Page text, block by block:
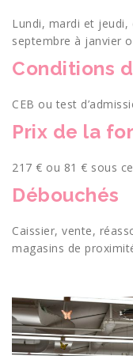
Lundi, mardi et jeudi,
septembre à janvier
Conditions
CEB ou test
Prix de la
217 € ou 81 € sous
Débouchés
Caissier, vente,
magasins de